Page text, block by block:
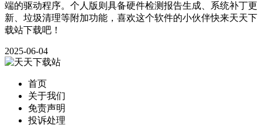
端的驱动程序。个人版则具备硬件检测报告生成、系统补丁更
新、垃圾清理等附加功能，喜欢这个软件的小伙伴快来天天下
载站下载吧！
2025-06-04
首页
关于我们
免责声明
投诉处理